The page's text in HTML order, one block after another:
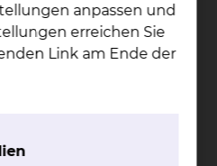
Sie mit den
Von der
anpassen und
erreichen Sie
Link am Ende der